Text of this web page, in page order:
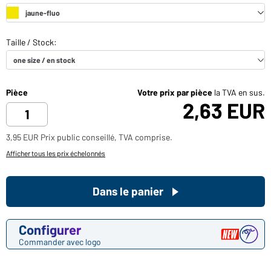
Pièce Votre prix par pièce la TVA en sus.
2,63 EUR
3,95 EUR Prix public conseillé, TVA comprise.
Afficher tous les prix échelonnés
Configurer
Commander avec logo
Dans le panier